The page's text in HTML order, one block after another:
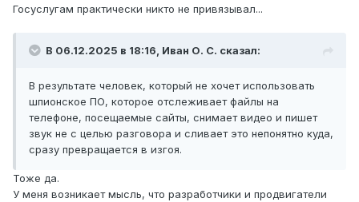
Госуслугам практически никто не привязывал...
В 06.12.2025 в 18:16, Иван О. С. сказал:
В результате человек, который не хочет использовать
шпионское ПО, которое отслеживает файлы на
телефоне, посещаемые сайты, снимает видео и пишет
звук не с целью разговора и сливает это непонятно куда,
сразу превращается в изгоя.
Тоже да.
У меня возникает мысль, что разработчики и продвигатели